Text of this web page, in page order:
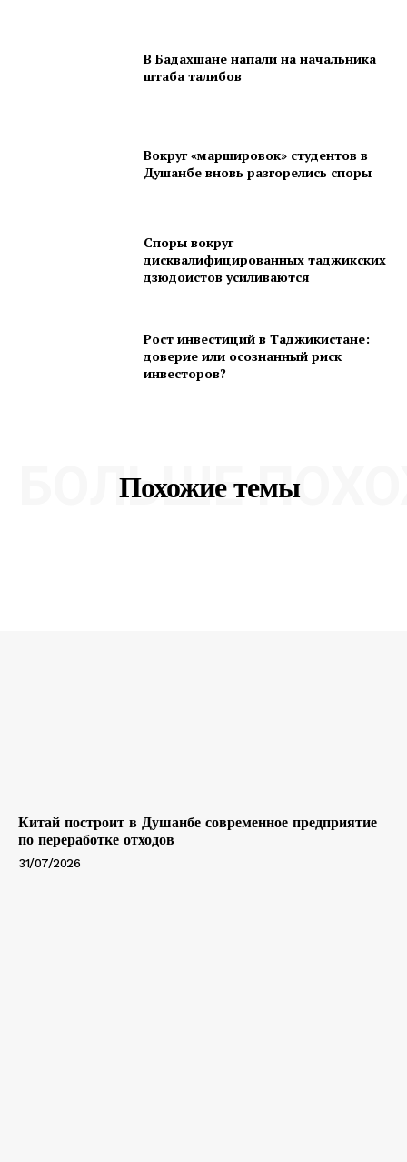
В Бадахшане напали на начальника
штаба талибов
Вокруг «маршировок» студентов в
Душанбе вновь разгорелись споры
Споры вокруг
дисквалифицированных таджикских
дзюдоистов усиливаются
Рост инвестиций в Таджикистане:
доверие или осознанный риск
инвесторов?
Похожие темы
БОЛЬШЕ
Китай построит в Душанбе современное предприятие
по переработке отходов
31/07/2026